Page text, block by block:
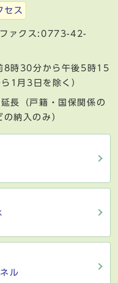
セス
ァクス:0773-42-
8時30分から午後5時15
1月3日を除く）
長（戸籍・国保関係の
納入のみ）
ル